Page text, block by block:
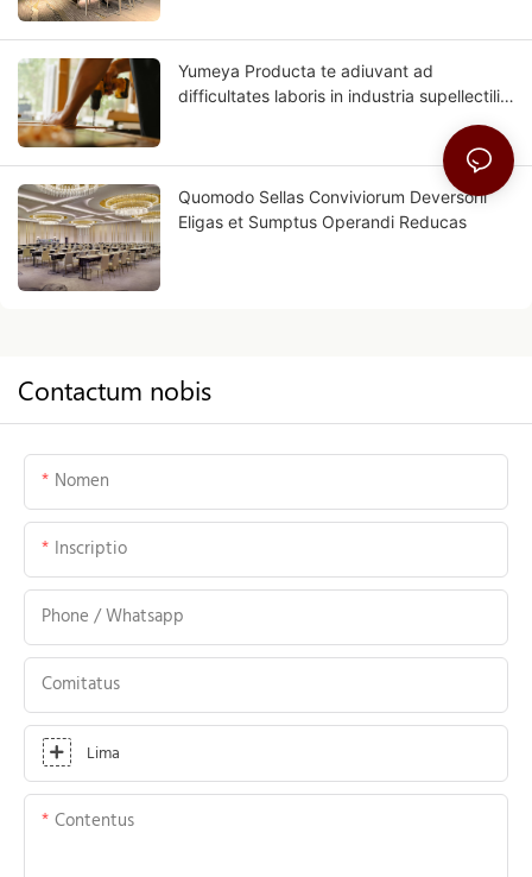
Yumeya Producta te adiuvant ad
difficultates laboris in industria supellectilis
Quomodo Sellas Conviviorum Deversorii
Eligas et Sumptus Operandi Reducas
Contactum nobis
Nomen
Inscriptio
Phone / Whatsapp
Comitatus
Lima
Contentus